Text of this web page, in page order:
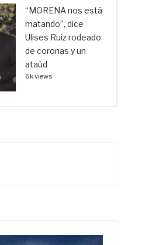
“MORENA nos está
matando”, dice
Ulises Ruiz rodeado
de coronas y un
ataúd
6k views